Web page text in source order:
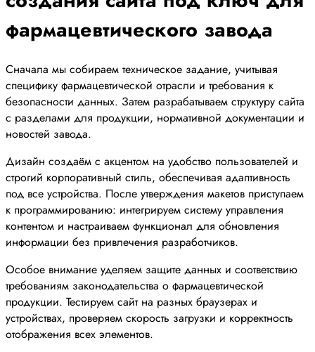
фармацевтического завода
Сначала мы собираем техническое задание, учитывая
специфику фармацевтической отрасли и требования к
безопасности данных. Затем разрабатываем структуру сайта
с разделами для продукции, нормативной документации и
новостей завода.
Дизайн создаём с акцентом на удобство пользователей и
строгий корпоративный стиль, обеспечивая адаптивность
под все устройства. После утверждения макетов приступаем
к программированию: интегрируем систему управления
контентом и настраиваем функционал для обновления
информации без привлечения разработчиков.
Особое внимание уделяем защите данных и соответствию
требованиям законодательства о фармацевтической
продукции. Тестируем сайт на разных браузерах и
устройствах, проверяем скорость загрузки и корректность
отображения всех элементов.